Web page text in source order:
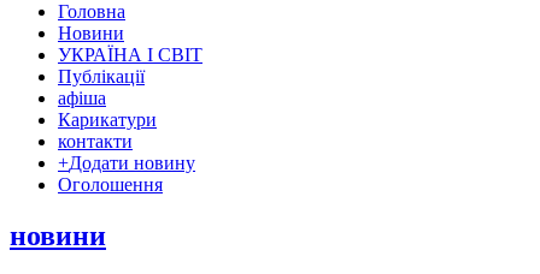
Головна
Новини
УКРАЇНА І СВІТ
Публікації
афіша
Карикатури
контакти
+Додати новину
Оголошення
новини